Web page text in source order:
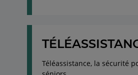
Téléassistance, la sécurité